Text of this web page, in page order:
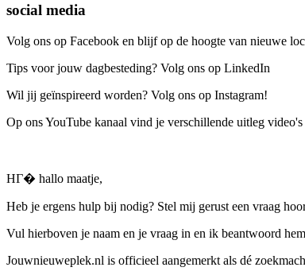
social media
Volg ons op Facebook en blijf op de hoogte van nieuwe
Tips voor jouw dagbesteding? Volg ons op LinkedIn
Wil jij geïnspireerd worden? Volg ons op Instagram!
Op ons YouTube kanaal vind je verschillende uitleg
HГ� hallo maatje,
Heb je ergens hulp bij nodig? Stel mij gerust een vraag
Vul hierboven je naam en je vraag in en ik beantwoord
Jouwnieuweplek.nl is officieel aangemerkt als dé